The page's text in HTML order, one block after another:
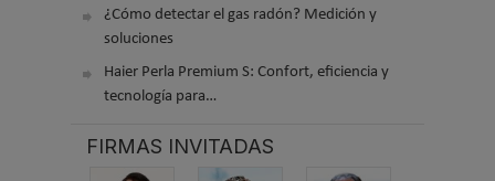
¿Cómo detectar el gas radón? Medición y
soluciones
Haier Perla Premium S: Confort, eficiencia y
tecnología para…
FIRMAS INVITADAS